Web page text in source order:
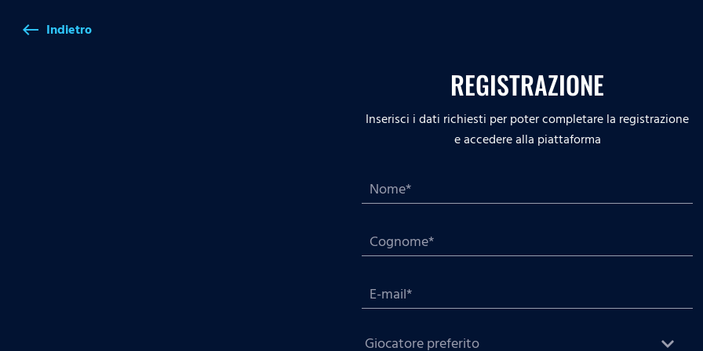
west Indietro
REGISTRAZIONE
Inserisci i dati richiesti per poter completare la registrazione
e accedere alla piattaforma